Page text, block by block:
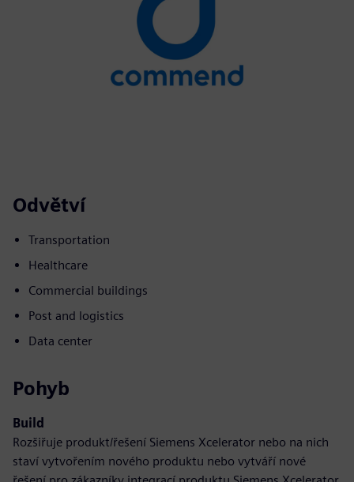
Odvětví
Transportation
Healthcare
Commercial buildings
Post and logistics
Data center
Pohyb
Build
Rozšiřuje produkt/řešení Siemens Xcelerator nebo na nich
staví vytvořením nového produktu nebo vytváří nové